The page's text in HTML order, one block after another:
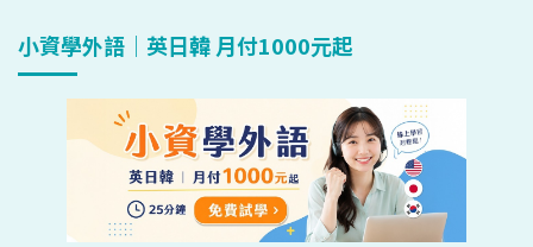
小資學外語｜英日韓 月付1000元起